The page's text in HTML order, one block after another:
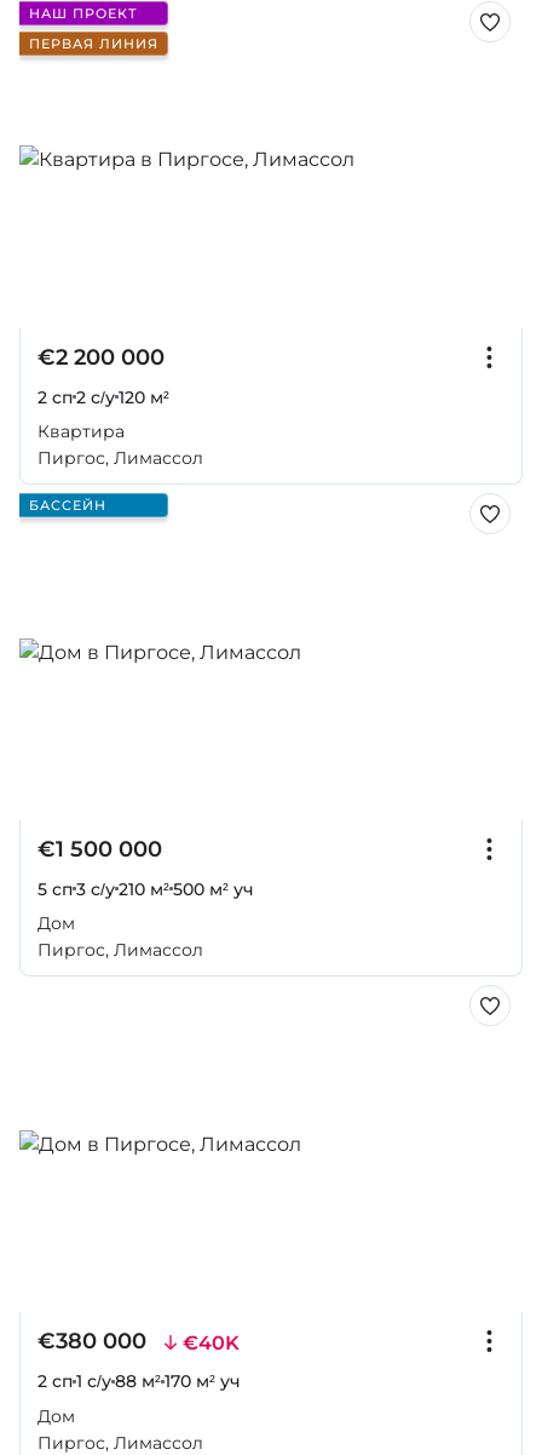
НАШ ПРОЕКТ
ПЕРВАЯ ЛИНИЯ
€2 200 000
2 сп2 с/у120 м²
Квартира
Пиргос, Лимассол
БАССЕЙН
€1 500 000
5 сп3 с/у210 м²500 м² уч
Дом
Пиргос, Лимассол
€380 000 €40K
2 сп1 с/у88 м²170 м² уч
Дом
Пиргос, Лимассол